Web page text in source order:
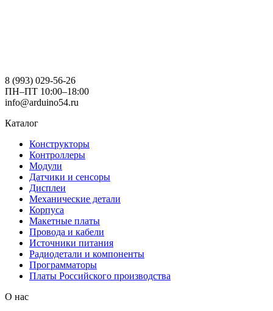
8 (993) 029-56-26
ПН–ПТ 10:00–18:00
info@arduino54.ru
Каталог
Конструкторы
Контроллеры
Модули
Датчики и сенсоры
Дисплеи
Механические детали
Корпуса
Макетные платы
Провода и кабели
Источники питания
Радиодетали и компоненты
Программаторы
Платы Российского производства
О нас